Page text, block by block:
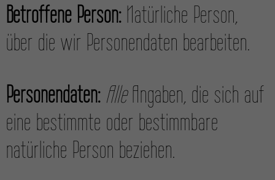
Betroffene Person: Natürliche Person,
über die wir Personen­daten bearbeiten.
Personen­daten: AlleAngaben, die sich auf
eine bestimmte oder bestimmbare
natürliche Person beziehen.